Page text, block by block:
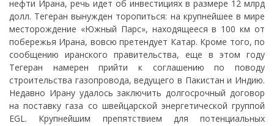
нефти Ирана, речь идет об инвестициях в размере 12 млрд
долл. Тегеран вынужден торопиться: на крупнейшее в мире
месторождение «Южный Парс», находящееся в 100 км от
побережья Ирана, вовсю претендует Катар. Кроме того, по
сообщению иранского правительства, еще в этом году
Тегеран намерен прийти к соглашению по поводу
строительства газопровода, ведущего в Пакистан и Индию.
Недавно Ирану удалось заключить долгосрочный договор
на поставку газа со швейцарской энергетической группой
EGL. Крупнейшим препятствием для потенциальных